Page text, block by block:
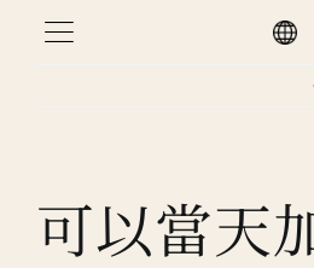
可以當天